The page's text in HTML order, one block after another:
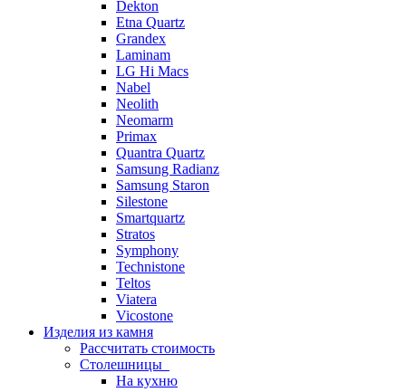
Dekton
Etna Quartz
Grandex
Laminam
LG Hi Macs
Nabel
Neolith
Neomarm
Primax
Quantra Quartz
Samsung Radianz
Samsung Staron
Silestone
Smartquartz
Stratos
Symphony
Technistone
Teltos
Viatera
Vicostone
Изделия из камня
Рассчитать стоимость
Столешницы
На кухню